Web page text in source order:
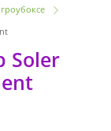
Soler